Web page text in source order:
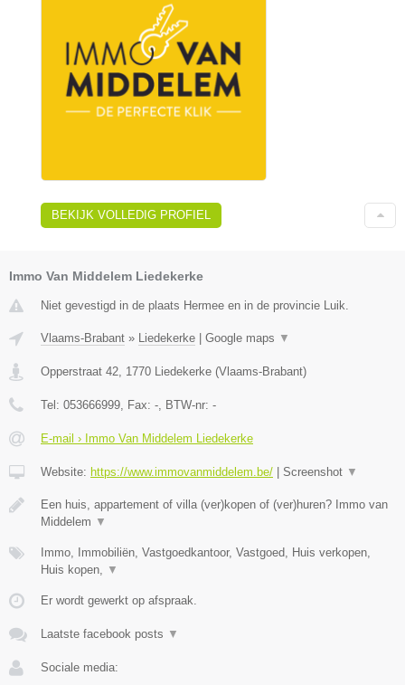
BEKIJK VOLLEDIG PROFIEL
Immo Van Middelem Liedekerke
Niet gevestigd in de plaats Hermee en in de provincie Luik.
Vlaams-Brabant » Liedekerke Google maps ▼
Opperstraat 42 1770 Liedekerke (Vlaams-Brabant)
Tel: 053666999 , Fax: - , BTW-nr: -
E-mail › Immo Van Middelem Liedekerke
Website: https://www.immovanmiddelem.be/ Screenshot ▼
Een huis, appartement of villa (ver)kopen of (ver)huren? Immo van
Middelem ▼
Immo, Immobiliën, Vastgoedkantoor, Vastgoed, Huis verkopen,
Huis kopen,
▼
Er wordt gewerkt op afspraak.
Laatste facebook posts ▼
Sociale media: